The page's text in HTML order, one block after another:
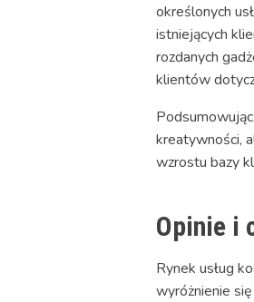
określonych
istniejących
rozdanych
klientów
kreatywności,
wzrostu bazy
Opinie i
Rynek usług
wyróżnienie